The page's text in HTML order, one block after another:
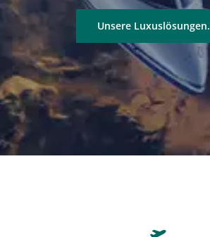
Unsere Luxuslösungen.